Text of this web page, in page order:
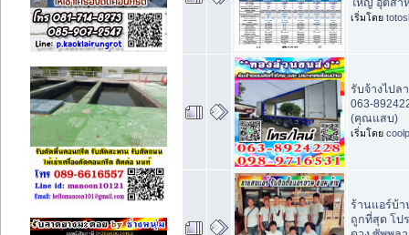
เริ่มโดย
รับจ้างไปล
063-
(คุณแสบ)
เริ่มโดย
ร้านแอร์บ้
ถูกที่สุด โป